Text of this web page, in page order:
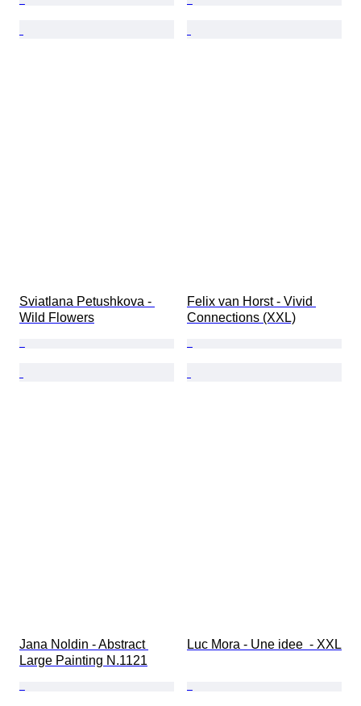
Sviatlana Petushkova -
Wild Flowers
Felix van Horst - Vivid
Connections (XXL)
Jana Noldin - Abstract
Large Painting N.1121
Luc Mora - Une idee  - XXL